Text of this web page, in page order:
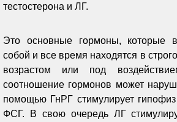
тестостерона и ЛГ.
Это основные гормоны, которые
собой и все время находятся в
возрастом или под
соотношение гормонов может
помощью ГнРГ стимулирует
ФСГ. В свою очередь ЛГ